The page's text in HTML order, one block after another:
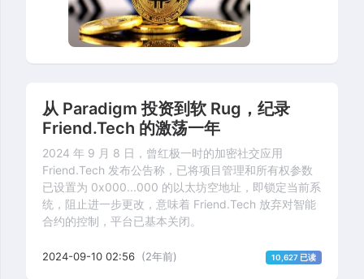
从 Paradigm 投资到软 Rug，纪录
Friend.Tech 的激荡一年
2024 年 9 月 8 日，曾红极一时的加密社交应用
Friend.Tech 发布公告称，已将项目管理和所有权参数
已设置为 0x000...000 的以太坊空地址，即锁定当前系
统，阻止进一步更改，意味着 Friend.Tech 放弃对智能
合约的控制，平台已基本关闭。
2024-09-10 02:56 (2年前) 10,627 已读